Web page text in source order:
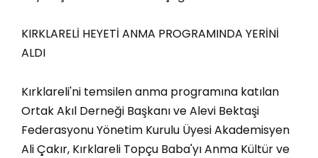
KIRKLARELİ HEYETİ ANMA PROGRAMINDA YERİNİ
ALDI
Kırklareli'ni temsilen anma programına katılan
Ortak Akıl Derneği Başkanı ve Alevi Bektaşi
Federasyonu Yönetim Kurulu Üyesi Akademisyen
Ali Çakır, Kırklareli Topçu Baba'yı Anma Kültür ve